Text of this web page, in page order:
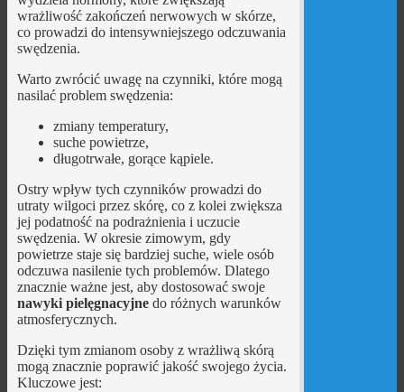
wrażliwość zakończeń nerwowych w skórze,
co prowadzi do intensywniejszego odczuwania
swędzenia.
Warto zwrócić uwagę na czynniki, które mogą
nasilać problem swędzenia:
zmiany temperatury,
suche powietrze,
długotrwałe, gorące kąpiele.
Ostry wpływ tych czynników prowadzi do
utraty wilgoci przez skórę, co z kolei zwiększa
jej podatność na podrażnienia i uczucie
swędzenia. W okresie zimowym, gdy
powietrze staje się bardziej suche, wiele osób
odczuwa nasilenie tych problemów. Dlatego
znacznie ważne jest, aby dostosować swoje
nawyki pielęgnacyjnedo różnych warunków
atmosferycznych.
Dzięki tym zmianom osoby z wrażliwą skórą
mogą znacznie poprawić jakość swojego życia.
Kluczowe jest: